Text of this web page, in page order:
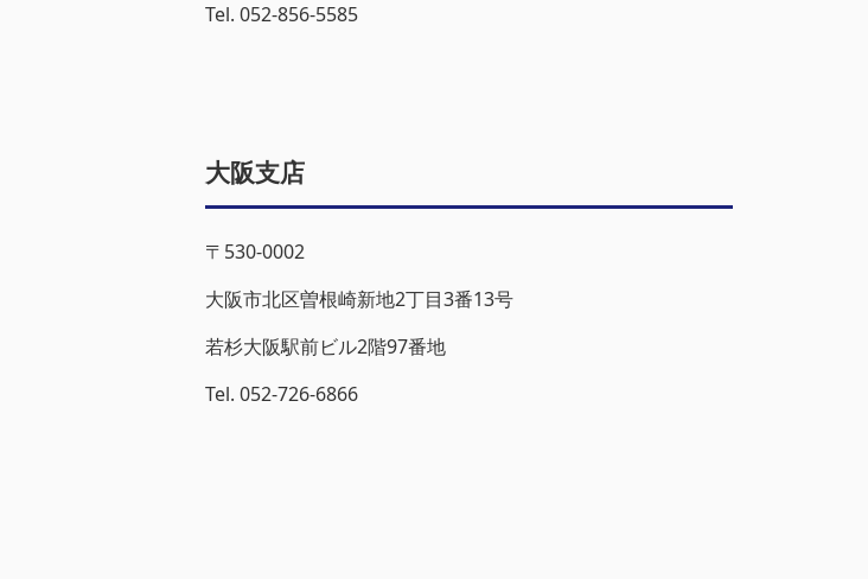
Tel. 052-856-5585
大阪支店
〒530-0002
大阪市北区曽根崎新地2丁目3番13号
若杉大阪駅前ビル2階97番地
Tel. 052-726-6866